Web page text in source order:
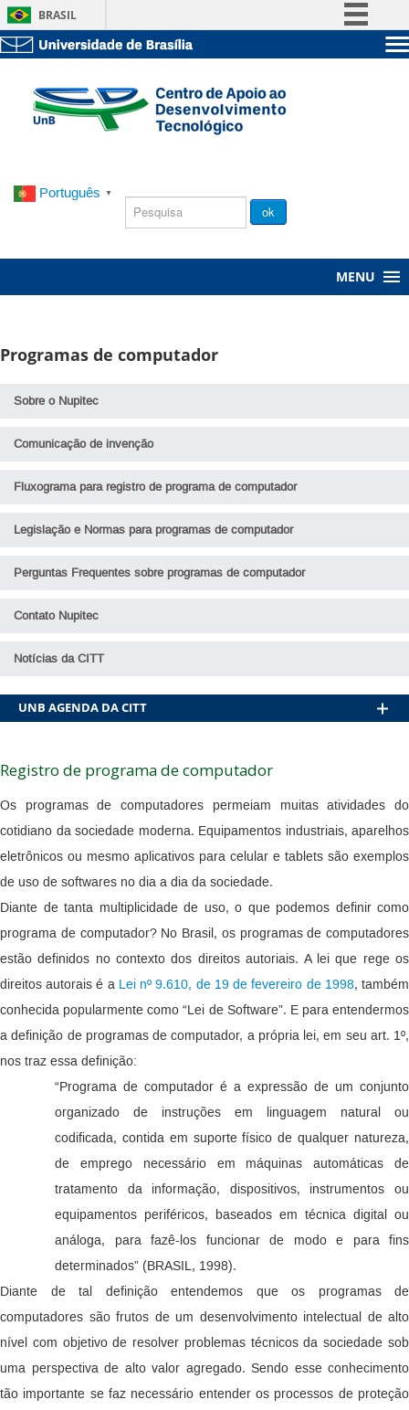
BRASIL
Participe
Acesso à informação
Unidades acadêmicas
Português ▼
Chamada
Pública
ok
MENU
Programas de computador
Sobre o Nupitec
Comunicação de invenção
Fluxograma para registro de programa de computador
Legislação e Normas para programas de computador
Perguntas Frequentes sobre programas de computador
Contato Nupitec
Notícias da CITT
AGENDA DA CITT
Registro de programa de computador
Os programas de computadores permeiam muitas atividades do
cotidiano da sociedade moderna. Equipamentos industriais, aparelhos
eletrônicos ou mesmo aplicativos para celular e tablets são exemplos
de uso de softwares no dia a dia da sociedade.
Diante de tanta multiplicidade de uso, o que podemos definir como
programa de computador? No Brasil, os programas de computadores
estão definidos no contexto dos direitos autoriais. A lei que rege os
direitos autorais é a Lei nº 9.610, de 19 de fevereiro de 1998, também
conhecida popularmente como “Lei de Software”. E para entendermos
a definição de programas de computador, a própria lei, em seu art. 1º,
nos traz essa definição:
“Programa de computador é a expressão de um conjunto
organizado de instruções em linguagem natural ou
codificada, contida em suporte físico de qualquer natureza,
de emprego necessário em máquinas automáticas de
tratamento da informação, dispositivos, instrumentos ou
equipamentos periféricos, baseados em técnica digital ou
análoga, para fazê-los funcionar de modo e para fins
determinados” (BRASIL, 1998).
Diante de tal definição entendemos que os programas de
computadores são frutos de um desenvolvimento intelectual de alto
nível com objetivo de resolver problemas técnicos da sociedade sob
uma perspectiva de alto valor agregado. Sendo esse conhecimento
tão importante se faz necessário entender os processos de proteção